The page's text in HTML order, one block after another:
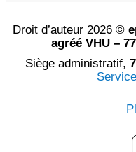
Droit d’auteur 2026 ©
agréé VHU –
Siège administratif,